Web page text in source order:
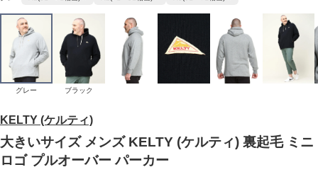
KELTY (ケルティ)
大きいサイズ メンズ KELTY (ケルティ) 裏起毛 ミニ
ロゴ プルオーバー パーカー
グレー ブラック